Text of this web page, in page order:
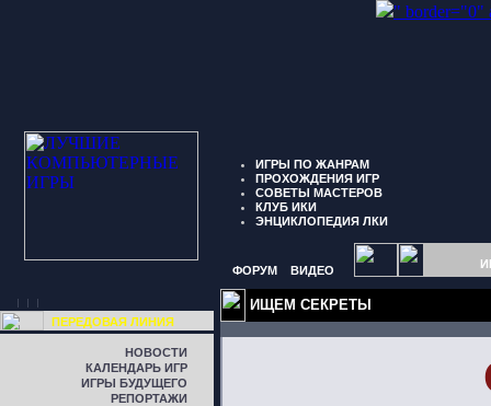
" border="0"
ИГРЫ ПО ЖАНРАМ
ПРОХОЖДЕНИЯ ИГР
СОВЕТЫ МАСТЕРОВ
КЛУБ ИКИ
ЭНЦИКЛОПЕДИЯ ЛКИ
ФОРУМ ВИДЕО
ПЕРЕДОВАЯ ЛИНИЯ
НОВОСТИ
КАЛЕНДАРЬ ИГР
ИГРЫ БУДУЩЕГО
РЕПОРТАЖИ
ИЩЕМ СЕКРЕТЫ